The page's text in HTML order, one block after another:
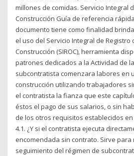
millones de comidas. Servicio Integral
Construcción Guía de referencia
documento tiene como finalidad
el uso del Servicio Integral de Registro
Construcción (SIROC), herramienta
patrones dedicados a la Actividad de
subcontratista comenzara labores en
construcción utilizando trabajadores
el contratista la fianza que este
éstos el pago de sus salarios, o sin
de los otros requisitos establecidos
4.1. ¿Y si el contratista ejecuta
encomendada sin contrato. Sirve
seguimiento del régimen de